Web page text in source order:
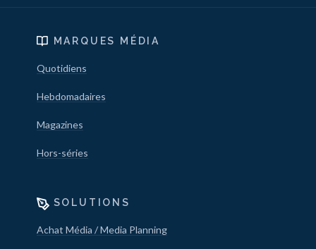
MARQUES MÉDIA
Quotidiens
Hebdomadaires
Magazines
Hors-séries
SOLUTIONS
Achat Média / Media Planning